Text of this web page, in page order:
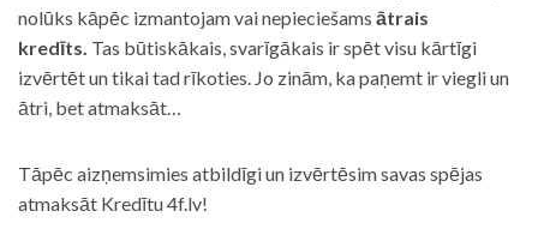
nolūks kāpēc izmantojam vai nepieciešams ātrais
kredīts. Tas būtiskākais, svarīgākais ir spēt visu kārtīgi
izvērtēt un tikai tad rīkoties. Jo zinām, ka paņemt ir viegli un
ātri, bet atmaksāt…
Tāpēc aizņemsimies atbildīgi un izvērtēsim savas spējas
atmaksāt Kredītu 4f.lv!